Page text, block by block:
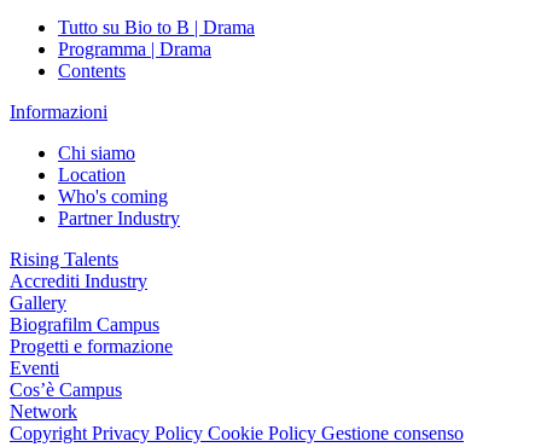
Tutto su Bio to B | Drama
Programma | Drama
Contents
Informazioni
Chi siamo
Location
Who's coming
Partner Industry
Rising Talents
Accrediti Industry
Gallery
Biografilm Campus
Progetti e formazione
Eventi
Cos’è Campus
Network
Copyright Privacy Policy Cookie Policy Gestione consenso